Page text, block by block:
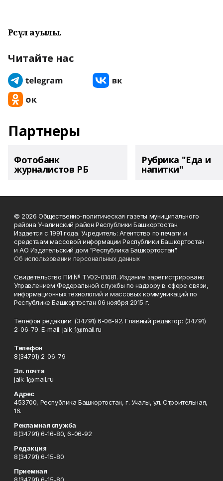
Рәсүл ауылы.
Читайте нас
Партнеры
Фотобанк
журналистов РБ
Рубрика "Еда и
напитки"
© 2026 Общественно-политическая газеты муниципального
района Учалинский район Республики Башкортостан.
Издается с 1991 года. Учредитель: Агентство по печати и
средствам массовой информации Республики Башкортостан
и АО Издательский дом "Республика Башкортостан".
Об использовании персональных данных
Свидетельство ПИ № ТУ02-01481. Издание зарегистрировано
Управлением Федеральной службы по надзору в сфере связи,
информационных технологий и массовых коммуникаций по
Республике Башкортостан 06 ноября 2015 г.
Телефон редакции: (34791) 6-06-92. Главный редактор: (34791)
2-06-79. Е-mаil: jaik_1@mail.ru
Телефон
8(34791) 2-06-79
Эл. почта
jaik_1@mail.ru
Адрес
453700, Республика Башкортостан, г. Учалы, ул. Строительная,
16.
Рекламная служба
8(34791) 6-16-80, 6-06-92
Редакция
8(34791) 6-15-80
Приемная